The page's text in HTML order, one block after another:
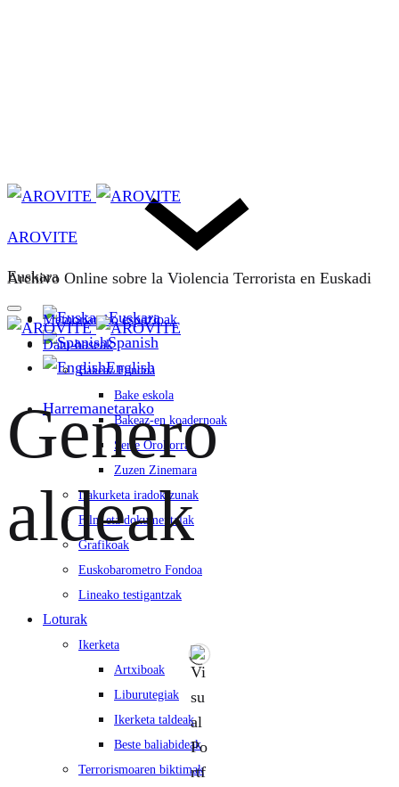
Euskara
Euskara
Spanish
English
Harremanetarako
AROVITE
Archivo Online sobre la Violencia Terrorista en Euskadi
Memoriarako espazioak
Datu-baseak
Bakeaz Fondoa
Bake eskola
Bakeaz-en koadernoak
Serie Orokorra
Zuzen Zinemara
Irakurketa iradokizunak
Film eta dokumentalak
Grafikoak
Euskobarometro Fondoa
Lineako testigantzak
Loturak
Ikerketa
Artxiboak
Liburutegiak
Ikerketa taldeak
Beste baliabideak
Terrorismoaren biktimak
Genero
aldeak